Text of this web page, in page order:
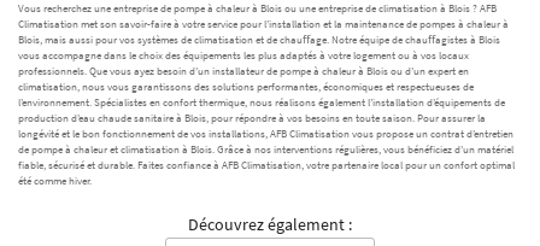
Vous recherchez une entreprise de pompe à chaleur à Blois ou une entreprise de climatisation à Blois ? AFB
Climatisation met son savoir-faire à votre service pour l’installation et la maintenance de pompes à chaleur à
Blois, mais aussi pour vos systèmes de climatisation et de chauﬀage. Notre équipe de chauﬀagistes à Blois
vous accompagne dans le choix des équipements les plus adaptés à votre logement ou à vos locaux
professionnels. Que vous ayez besoin d’un installateur de pompe à chaleur à Blois ou d’un expert en
climatisation, nous vous garantissons des solutions performantes, économiques et respectueuses de
l’environnement. Spécialistes en confort thermique, nous réalisons également l’installation d’équipements de
production d’eau chaude sanitaire à Blois, pour répondre à vos besoins en toute saison. Pour assurer la
longévité et le bon fonctionnement de vos installations, AFB Climatisation vous propose un contrat d’entretien
de pompe à chaleur et climatisation à Blois. Grâce à nos interventions régulières, vous bénéficiez d’un matériel
fiable, sécurisé et durable. Faites confiance à AFB Climatisation, votre partenaire local pour un confort optimal
été comme hiver.
Découvrez également :